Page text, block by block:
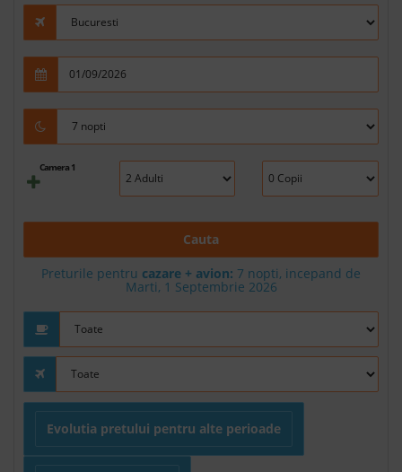
Camera 1
Cauta
Preturile pentru cazare + avion: 7 nopti, incepand de
Marti, 1 Septembrie 2026
Evolutia pretului pentru alte perioade